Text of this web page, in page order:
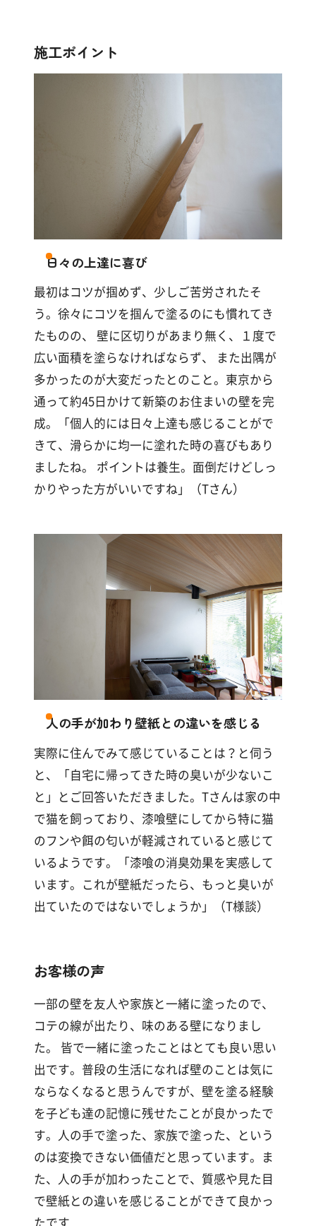
施工ポイント
日々の上達に喜び
最初はコツが掴めず、少しご苦労されたそ
う。徐々にコツを掴んで塗るのにも慣れてき
たものの、 壁に区切りがあまり無く、１度で
広い面積を塗らなければならず、 また出隅が
多かったのが大変だったとのこと。東京から
通って約45日かけて新築のお住まいの壁を完
成。「個人的には日々上達も感じることがで
きて、滑らかに均一に塗れた時の喜びもあり
ましたね。 ポイントは養生。面倒だけどしっ
かりやった方がいいですね」（Tさん）
人の手が加わり壁紙との違いを感じる
実際に住んでみて感じていることは？と伺う
と、「自宅に帰ってきた時の臭いが少ないこ
と」とご回答いただきました。Tさんは家の中
で猫を飼っており、漆喰壁にしてから特に猫
のフンや餌の匂いが軽減されていると感じて
いるようです。「漆喰の消臭効果を実感して
います。これが壁紙だったら、もっと臭いが
出ていたのではないでしょうか」（T様談）
お客様の声
一部の壁を友人や家族と一緒に塗ったので、
コテの線が出たり、味のある壁になりまし
た。 皆で一緒に塗ったことはとても良い思い
出です。普段の生活になれば壁のことは気に
ならなくなると思うんですが、壁を塗る経験
を子ども達の記憶に残せたことが良かったで
す。人の手で塗った、家族で塗った、という
のは変換できない価値だと思っています。ま
た、人の手が加わったことで、質感や見た目
で壁紙との違いを感じることができて良かっ
たです